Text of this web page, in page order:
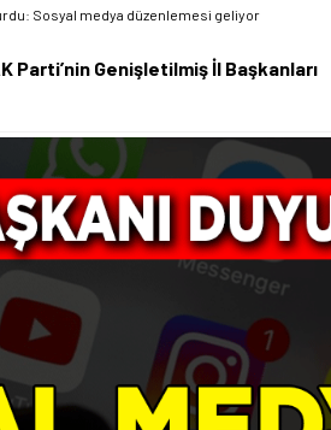
Sosyal medya düzenlemesi geliyor
Parti’nin Genişletilmiş İl Başkanları